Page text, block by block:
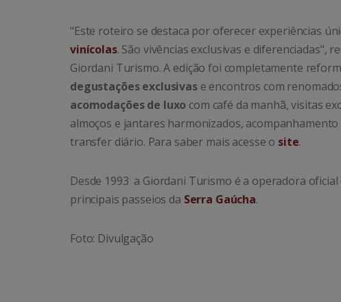
"Este roteiro se destaca por oferecer experiências
vinícolas. São vivências exclusivas e diferenciadas",
Giordani Turismo. A edição foi completamente
degustações exclusivase encontros com
acomodações de luxo com café da manhã, visitas
almoços e jantares harmonizados,
transfer diário. Para saber mais acesse o site.
Desde 1993 a Giordani Turismo é a operadora oficial
principais passeios da Serra Gaúcha.
Foto: Divulgação